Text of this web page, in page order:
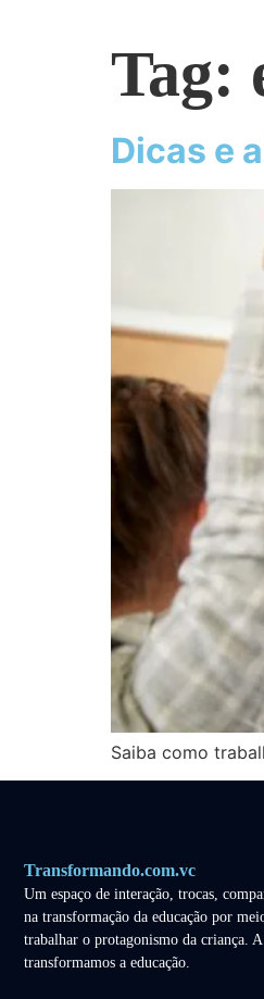
Tag:
Dicas e
Saiba como
Transformando.com.vc
Um espaço de interação, trocas,
na transformação da educação por
trabalhar o protagonismo da criança.
transformamos a educação.